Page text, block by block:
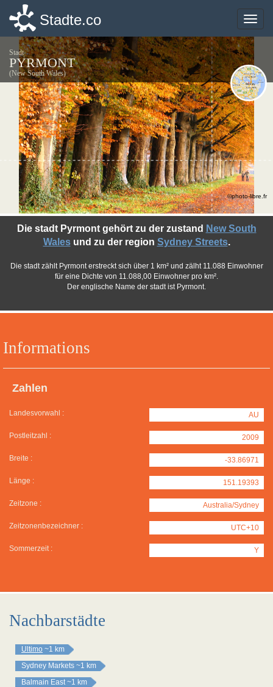
Toggle
Stadte.co
Stadt
PYRMONT
(New South Wales)
Informations
Zahlen
Landesvorwahl : AU
Postleitzahl : 2009
Breite : -33.86971
Länge : 151.19393
Zeitzone : Australia/Sydney
Zeitzonenbezeichner : UTC+10
Sommerzeit : Y
Die stadt Pyrmont gehört zu der zustand New South
Walesund zu der region Sydney Streets.
Die stadt zählt Pyrmont erstreckt sich über 1 km² und zälht 11.088 Einwohner
für eine Dichte von 11.088,00 Einwohner pro km².
Der englische Name der stadt ist Pyrmont.
©photo-libre.fr
Nachbarstädte
Ultimo ~1 km
Sydney Markets ~1 km
Balmain East ~1 km
Toggle
Stadte.co